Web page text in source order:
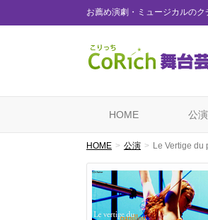
お薦め演劇・ミュージカルの
HOME 公演
HOME 公演 Le Vertige